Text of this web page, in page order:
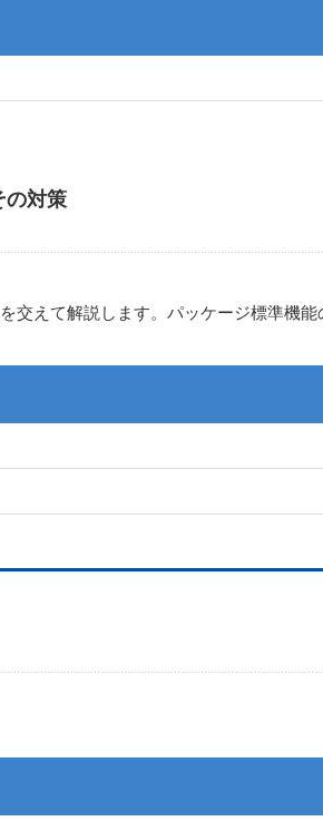
の対策
えて解説します。パッケージ標準機